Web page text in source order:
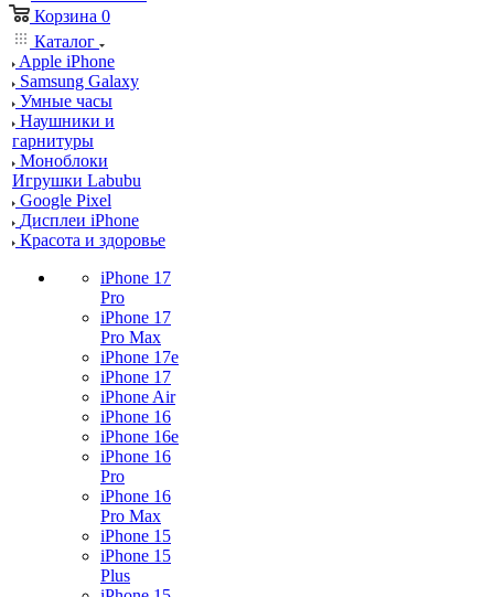
Корзина 0
Каталог
Apple iPhone
Samsung Galaxy
Умные часы
Наушники и
гарнитуры
Моноблоки
Игрушки Labubu
Google Pixel
Дисплеи iPhone
Красота и здоровье
iPhone 17
Pro
iPhone 17
Pro Max
iPhone 17e
iPhone 17
iPhone Air
iPhone 16
iPhone 16e
iPhone 16
Pro
iPhone 16
Pro Max
iPhone 15
iPhone 15
Plus